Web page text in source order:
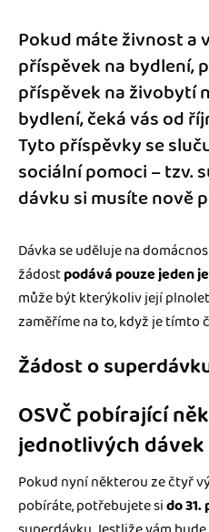
Pokud máte živnost a
příspěvek na bydlení,
příspěvek na živobytí
bydlení, čeká vás od
Tyto příspěvky se
sociální pomoci – tzv.
dávku si musíte nově
Dávka se uděluje na
žádostpodává pouze jeden
může být kterýkoliv její
zaměříme na to, když je tímto
Žádost o
OSVČ pobírající
jednotlivých dávek
Pokud nyní některou ze čtyř
pobíráte, potřebujete sido